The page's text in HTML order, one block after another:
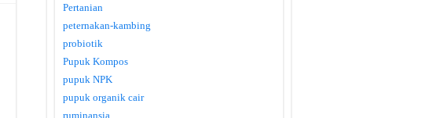
Pertanian
peternakan-kambing
probiotik
Pupuk Kompos
pupuk NPK
pupuk organik cair
ruminansia